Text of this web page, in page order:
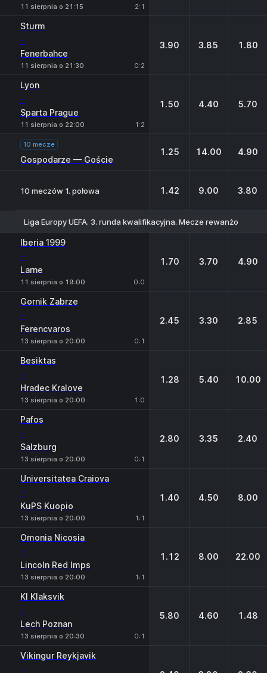
11 sierpnia o 21:15 2:1
Sturm
-
Fenerbahce
11 sierpnia o 21:30 0:2
3.90 3.85 1.80
Lyon
-
Sparta Prague
11 sierpnia o 22:00 1:2
1.50 4.40 5.70
10 mecze
Gospodarze — Goście
1.25 14.00 4.90
10 meczów 1. połowa 1.42 9.00 3.80
Liga Europy UEFA. 3. runda kwalifikacyjna. Mecze rewanżowe
Iberia 1999
-
Larne
11 sierpnia o 19:00 0:0
1.70 3.70 4.90
Gornik Zabrze
-
Ferencvaros
13 sierpnia o 20:00 0:1
2.45 3.30 2.85
Besiktas
-
Hradec Kralove
13 sierpnia o 20:00 1:0
1.28 5.40 10.00
Pafos
-
Salzburg
13 sierpnia o 20:00 0:1
2.80 3.35 2.40
Universitatea Craiova
-
KuPS Kuopio
13 sierpnia o 20:00 1:1
1.40 4.50 8.00
Omonia Nicosia
-
Lincoln Red Imps
13 sierpnia o 20:00 1:1
1.12 8.00 22.00
KI Klaksvik
-
Lech Poznan
13 sierpnia o 20:30 0:1
5.80 4.60 1.48
Vikingur Reykjavik
-